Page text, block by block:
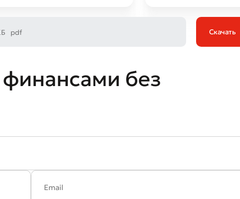
pdf Скачать
финансами без